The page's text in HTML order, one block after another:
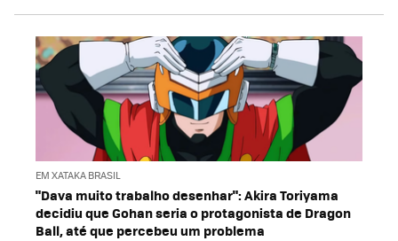
EM XATAKA BRASIL
"Dava muito trabalho desenhar": Akira Toriyama
decidiu que Gohan seria o protagonista de Dragon
Ball, até que percebeu um problema